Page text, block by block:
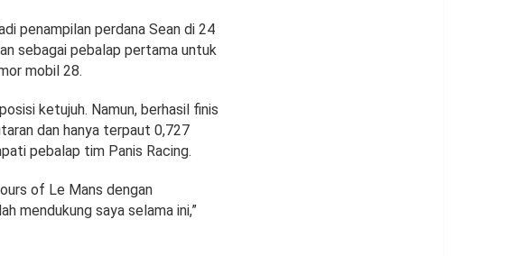
penampilan perdana Sean di 24
sebagai pebalap pertama untuk
mobil 28.
ketujuh. Namun, berhasil finis
dan hanya terpaut 0,727
pebalap tim Panis Racing.
of Le Mans dengan
mendukung saya selama ini,”